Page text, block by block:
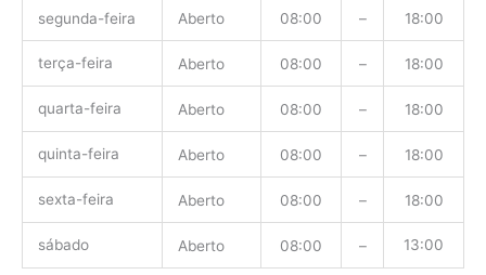
segunda-feira Aberto 08:00 – 18:00
terça-feira Aberto 08:00 – 18:00
quarta-feira Aberto 08:00 – 18:00
quinta-feira Aberto 08:00 – 18:00
sexta-feira Aberto 08:00 – 18:00
sábado Aberto 08:00 – 13:00